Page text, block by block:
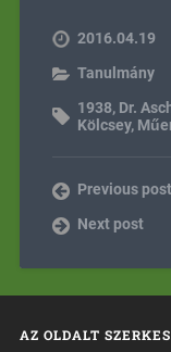
2016.04.19
Tanulmány
1938, Dr.
Kölcsey,
Previous post
Next post
AZ OLDALT